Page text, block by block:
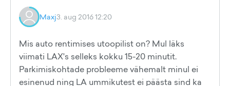
Maxj3. aug 2016 12:20
Mis auto rentimises utoopilist on? Mul läks
viimati LAX's selleks kokku 15-20 minutit.
Parkimiskohtade probleeme vähemalt minul ei
esinenud ning LA ummikutest ei päästa sind ka